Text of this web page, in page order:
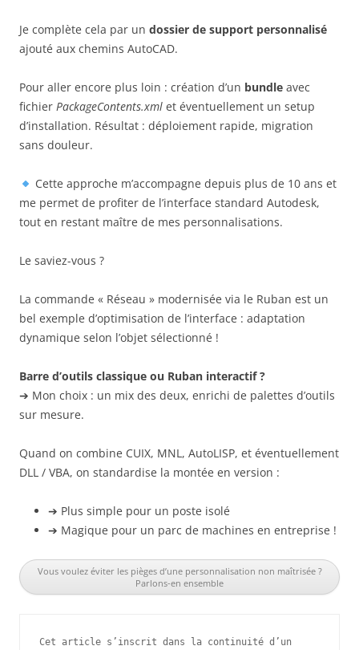
Je complète cela par un dossier de support personnalisé
ajouté aux chemins AutoCAD.
Pour aller encore plus loin : création d’un bundle avec
fichier PackageContents.xml et éventuellement un setup
d’installation. Résultat : déploiement rapide, migration
sans douleur.
Cette approche m’accompagne depuis plus de 10 ans et
me permet de profiter de l’interface standard Autodesk,
tout en restant maître de mes personnalisations.
Le saviez-vous ?
La commande « Réseau » modernisée via le Ruban est un
bel exemple d’optimisation de l’interface : adaptation
dynamique selon l’objet sélectionné !
Barre d’outils classique ou Ruban interactif ?
➔ Mon choix : un mix des deux, enrichi de palettes d’outils
sur mesure.
Quand on combine CUIX, MNL, AutoLISP, et éventuellement
DLL / VBA, on standardise la montée en version :
➔ Plus simple pour un poste isolé
➔ Magique pour un parc de machines en entreprise !
Vous voulez éviter les pièges d’une personnalisation non maîtrisée ?
Parlons-en ensemble
Cet article s’inscrit dans la continuité d’un